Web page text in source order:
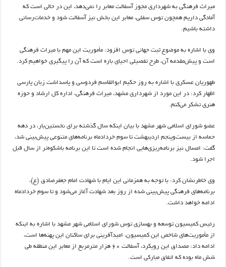
میراث فرهنگی به شهرداری مجوز آسفالت معابر را نمی‌دهد، این در حالی است که
آمادگی داریم همچون توس سفلی، معابر این بخش نیز آسفالت شود و خدمات‌رسانی
داشته باشیم.
وی با اشاره به موضوع ثبت جهانی توس افزود: مأموریت این مهم با میراث فرهنگی
است و پیش‎‌مقدمه آن، طرح تفصیلی احیای باره است که آن را پیگیری خواهیم کرد.
طهوریان عسکری با اشاره به روز حکیم ابوالقاسم فردوسی و پاسداشت زبان پارسی
اظهار کرد: در این مورد از شهرداری مشهد، میراث فرهنگی، اداره کل ارشاد و حوزه
هنری تشکر می‌کنم.
عضو شورای اسلامی شهر مشهد با بیان اینکه سال گذشته برای نخستین‌بار، در دهه
حماسه از بیست‌وپنجم اردیبهشت تا سوم خردادماه برنامه‌های متنوعی پیش‌بینی شد،
گفت: امسال نیز برنامه‌ریزی‌هایی انجام شده است تا این برنامه باشکوه‌تر از سال قبل
اجرا شود.
وی خاطرنشان کرد: با توجه به همزمانی این ایام با شهادت امام جعفرصادق (ع)،
برنامه‌های فرهنگی پیش‌بینی شده از روز بعد شهادت آغاز می‌شود و تا سوم خردادماه
ادامه خواهد داشت.
رئیس کمیسیون توسعه و بهسازی توس شورای اسلامی شهر مشهد با اشاره به اینکه
از مأموریت‌های شاخص این کمیسیون، امیدآفرینی برای ساکنان این پهنه‌ها است،
ادامه داد: مصداق این رویکرد، آسفالت ۶۰ هزار مترمربع از معابر این منطقه طی
شش ماه بوده که اتفاق مبارکی است.